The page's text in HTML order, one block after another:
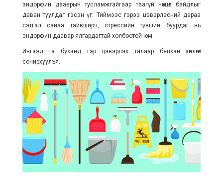
эндорфин дааврын тусламжтайгаар таагүй нөхцөл байдлыг
даван туулдаг гэсэн үг. Тиймээс гэрээ цэвэрлэсний дараа
сэтгэл санаа тайвширч, стрессийн түвшин буурдаг нь
эндорфин даавар ялгардагтай холбоотой юм.
Ингээд та бүхэнд гэр цэвэрлэх талаар бяцхан зөвлөгөөг
сонирхуулъя.